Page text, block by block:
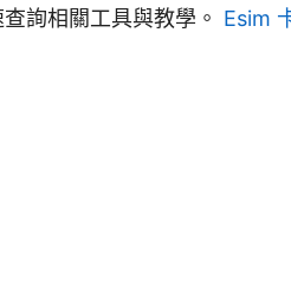
詢相關工具與教學。 Esim